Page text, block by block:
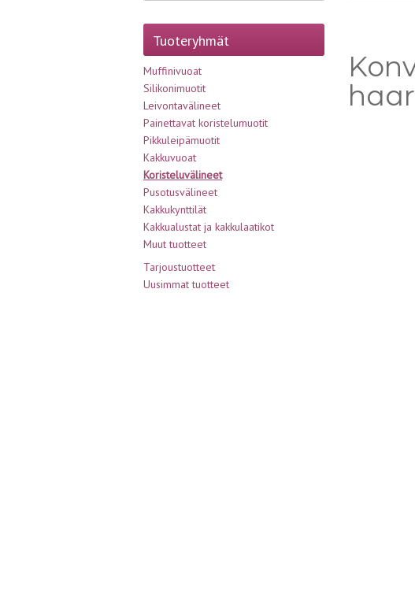
Tuoteryhmät
Muffinivuoat
Silikonimuotit
Leivontavälineet
Painettavat koristelumuotit
Pikkuleipämuotit
Kakkuvuoat
Koristeluvälineet
Pusotusvälineet
Kakkukynttilät
Kakkualustat ja kakkulaatikot
Muut tuotteet
Tarjoustuotteet
Uusimmat tuotteet